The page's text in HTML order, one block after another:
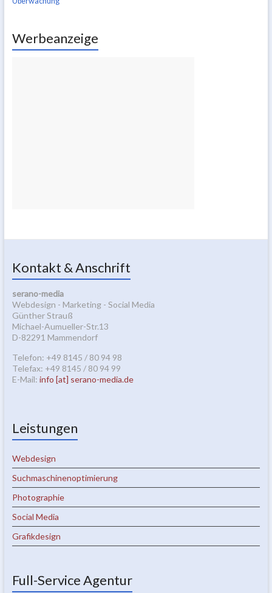
Werbeanzeige
Kontakt & Anschrift
serano-media
Webdesign - Marketing - Social Media
Günther Strauß
Michael-Aumueller-Str.13
D-82291 Mammendorf
Telefon: +49 8145 / 80 94 98
Telefax: +49 8145 / 80 94 99
E-Mail: info [at] serano-media.de
Leistungen
Webdesign
Suchmaschinenoptimierung
Photographie
Social Media
Grafikdesign
Full-Service Agentur